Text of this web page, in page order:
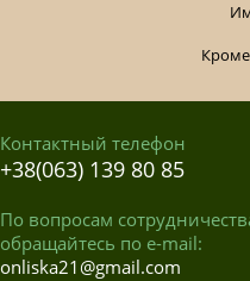
Кроме
Контактный телефон
+38(063) 139 80 85
По вопросам
обращайтесь по e-mail:
onliska21@gmail.com